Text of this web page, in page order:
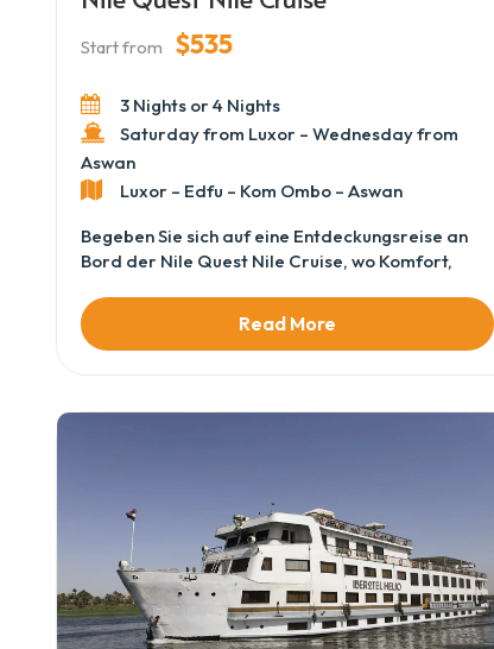
Start from $535
3 Nights or 4 Nights
Saturday from Luxor – Wednesday from
Aswan
Luxor – Edfu – Kom Ombo – Aswan
Begeben Sie sich auf eine Entdeckungsreise an
Bord der Nile Quest Nile Cruise, wo Komfort,
Ägyptens ikonischem Fluss zusammentreffen.
Vom Moment des Einstiegs sorgen aufmerksames
Luxor und Aswan und genießen Sie Ausblicke auf
Sie legendäre Wahrzeichen, genießen Sie
köstliche Mahlzeiten und entspannen Sie sich in
gemütlichen Kabinen oder auf dem Sonnendeck.
Die Nile Quest verwandelt Ihre Nilfahrt in ein
unvergessliches Abenteuer voller Geschichte,
Landschaft und Erholung.
Read More